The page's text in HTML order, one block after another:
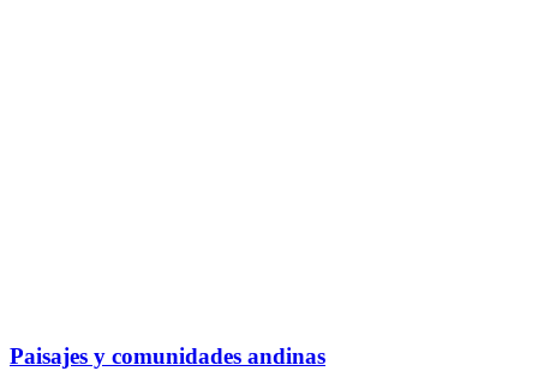
Paisajes y comunidades andinas